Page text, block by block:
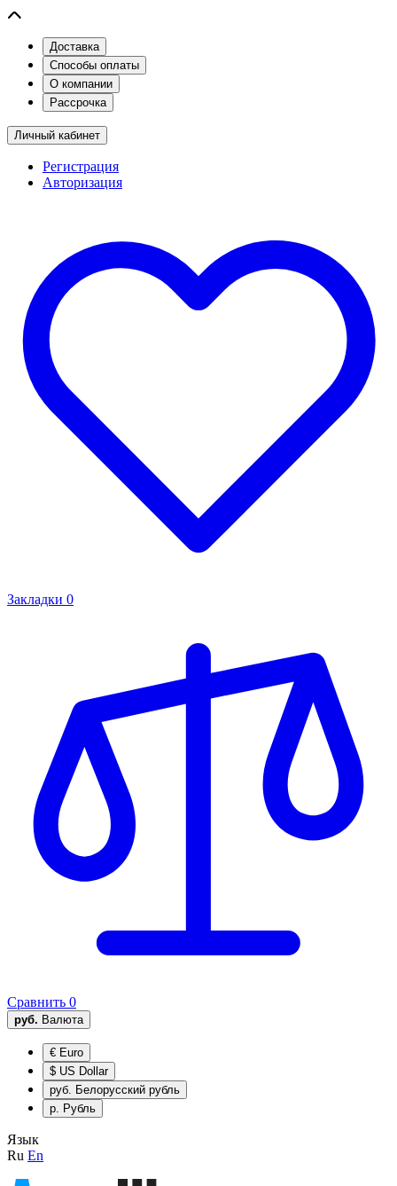
Доставка
Способы оплаты
О компании
Рассрочка
Личный кабинет
Регистрация
Авторизация
Закладки 0
Сравнить 0
руб. Валюта
€ Euro
$ US Dollar
руб. Белорусский рубль
р. Рубль
Язык
Ru En